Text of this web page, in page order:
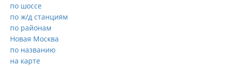
по шоссе
по ж/д станциям
по районам
Новая Москва
по названию
на карте